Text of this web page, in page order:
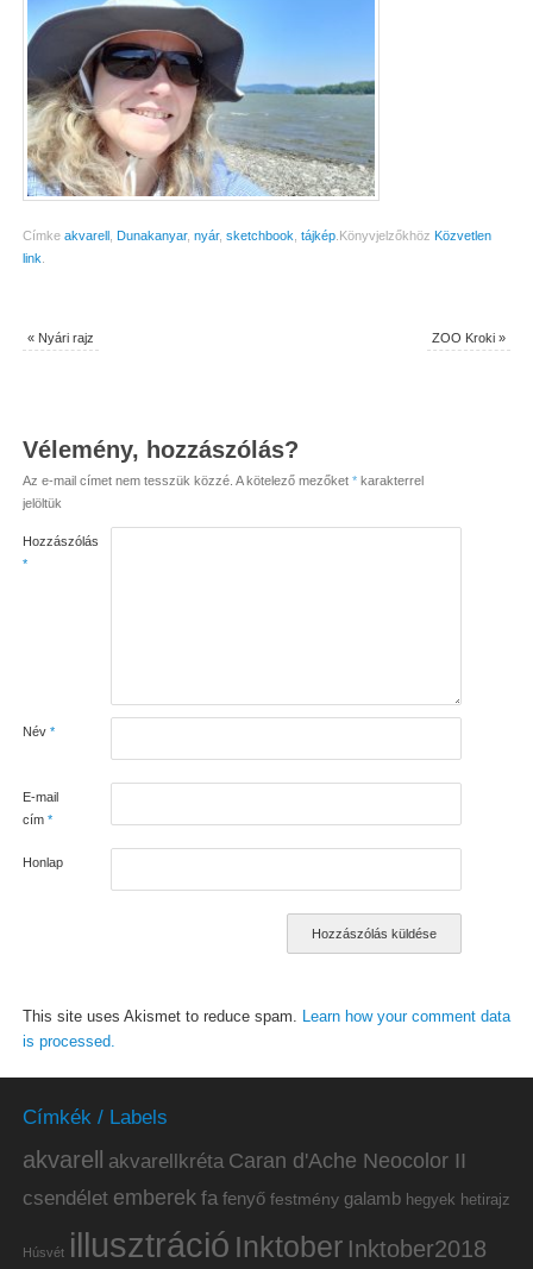
Címke akvarell, Dunakanyar, nyár, sketchbook tájkép. Könyvjelzőkhöz Közvetlen
link
«Nyári rajz ZOO Kroki»
Vélemény, hozzászólás?
Az e-mail címet nem tesszük közzé. A kötelező mezőket *karakterrel
jelöltük
Hozzászólás
*
Név *
E-mail
cím *
Honlap
This site uses Akismet to reduce spam. Learn how your comment data
is processed.
Címkék / Labels
akvarell akvarellkréta Caran d'Ache Neocolor II
csendélet emberek fa fenyő festmény galamb hegyek hetirajz
Húsvét illusztráció Inktober Inktober2018